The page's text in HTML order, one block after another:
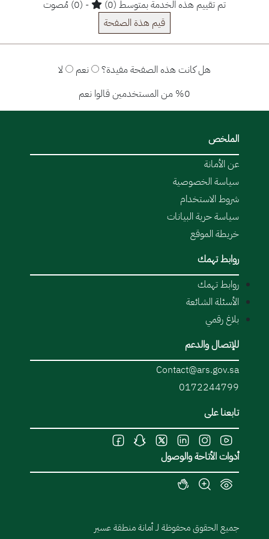
تم تقييم هذه الخدمة بمتوسط (0)
- (0) مُصوت
قيم هذة الصفحة
هل كانت هذه الصفحة مفيدة؟ نعم
لا
%0 من المستخدمين قالوا نعم
الملخص
عن الأمانة
سياسة الخصوصية
شروط الاستخدام
سياسة حرية البيانات
خريطة الموقع
روابط تهمك
روابط تهمك
الأسئلة الشائعة
بلاغ رقمي
للإتصال والدعم
Contact@ars.gov.sa
0172244799
تابعنا على
أدوات الأتاحة والوصول
جميع الحقوق محفوظة لـ أمانة منطقة عسير